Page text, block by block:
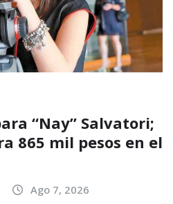
“Nay” Salvatori;
865 mil pesos en el
Ago 7, 2026